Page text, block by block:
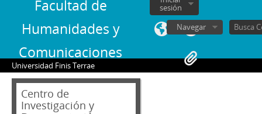
Facultad de
Humanidades y
Comunicaciones
sesión
Navegar
Universidad Finis Terrae
Centro de
Investigación y